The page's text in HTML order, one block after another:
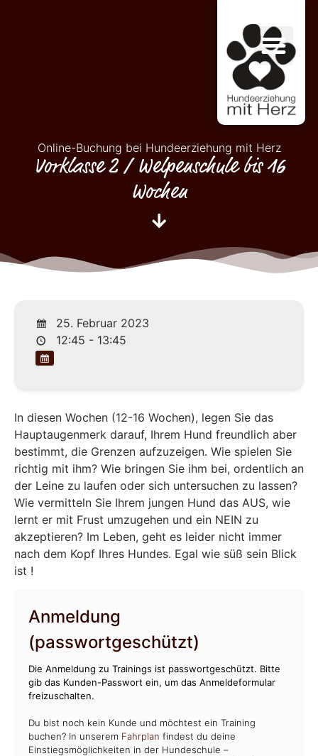
Online-Buchung bei Hundeerziehung mit Herz
Vorklasse 2 / Welpenschule bis 16
Wochen
25. Februar 2023
12:45 - 13:45
In diesen Wochen (12-16 Wochen), legen Sie das
Hauptaugenmerk darauf, Ihrem Hund freundlich aber
bestimmt, die Grenzen aufzuzeigen. Wie spielen Sie
richtig mit ihm? Wie bringen Sie ihm bei, ordentlich an
der Leine zu laufen oder sich untersuchen zu lassen?
Wie vermitteln Sie Ihrem jungen Hund das AUS, wie
lernt er mit Frust umzugehen und ein NEIN zu
akzeptieren? Im Leben, geht es leider nicht immer
nach dem Kopf Ihres Hundes. Egal wie süß sein Blick
ist !
Anmeldung
(passwortgeschützt)
Die Anmeldung zu Trainings ist passwortgeschützt. Bitte
gib das Kunden-Passwort ein, um das Anmeldeformular
freizuschalten.
Du bist noch kein Kunde und möchtest ein Training
buchen? In unserem Fahrplan findest du deine
Einstiegsmöglichkeiten in der Hundeschule –